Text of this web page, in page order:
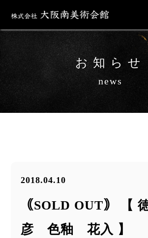
お知らせ
news
2018.04.10
｟SOLD OUT｠ 【
彦 色釉 花入 】